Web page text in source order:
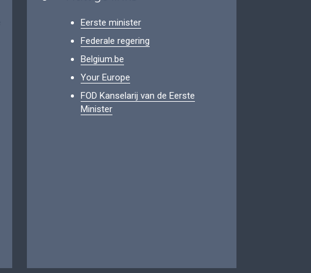
Eerste minister
Federale regering
Belgium.be
Your Europe
FOD Kanselarij van de Eerste
Minister